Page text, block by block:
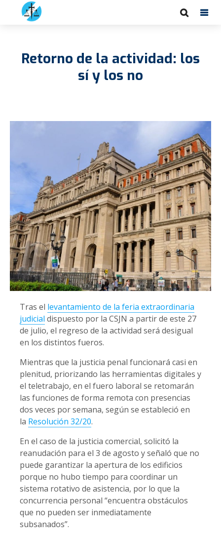
Retorno de la actividad: los
sí y los no
Tras el levantamiento de la feria extraordinaria
judicial dispuesto por la CSJN a partir de este 27
de julio, el regreso de la actividad será desigual
en los distintos fueros.
Mientras que la justicia penal funcionará casi en
plenitud, priorizando las herramientas digitales y
el teletrabajo, en el fuero laboral se retomarán
las funciones de forma remota con presencias
dos veces por semana, según se estableció en
la Resolución 32/20.
En el caso de la justicia comercial, solicitó la
reanudación para el 3 de agosto y señaló que no
puede garantizar la apertura de los edificios
porque no hubo tiempo para coordinar un
sistema rotativo de asistencia, por lo que la
concurrencia personal “encuentra obstáculos
que no pueden ser inmediatamente
subsanados”.